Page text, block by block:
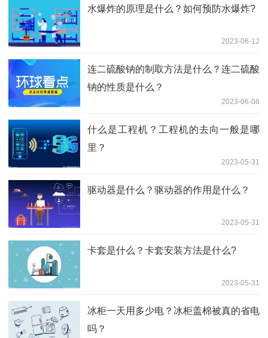
水爆炸的原理是什么？如何预防水爆炸?
2023-06-12
连二硫酸钠的制取方法是什么？连二硫酸
钠的性质是什么？
2023-06-06
什么是工程机？工程机的去向一般是哪
里？
2023-05-31
驱动器是什么？驱动器的作用是什么？
2023-05-31
卡套是什么？卡套安装方法是什么?
2023-05-31
冰柜一天用多少电？冰柜盖棉被真的省电
吗？